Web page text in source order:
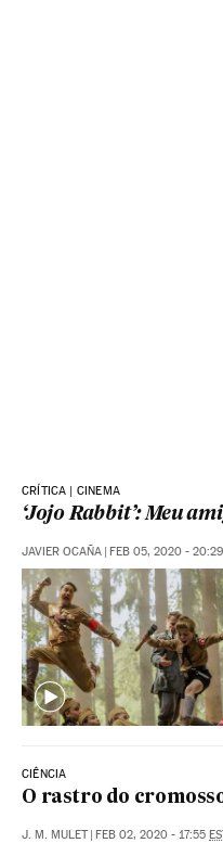
CRÍTICA | CINEMA
‘Jojo Rabbit’: Meu
JAVIER OCAÑA | FEB 05, 2020 - 20:29
CIÊNCIA
O rastro do
J. M. MULET | FEB 02, 2020 - 17:55